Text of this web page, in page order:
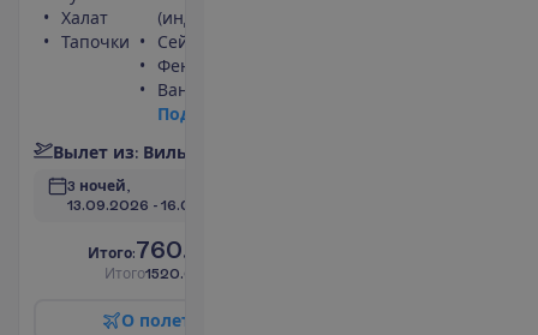
Халат
Тапочки
(индивидуальный)
Сейф
Фен
Ванна или душ
Под
Вылет из: Виль
3 ночей,
13.09.2026 - 16.09.2026
Итого:760.00
Итого1520.00
О полет